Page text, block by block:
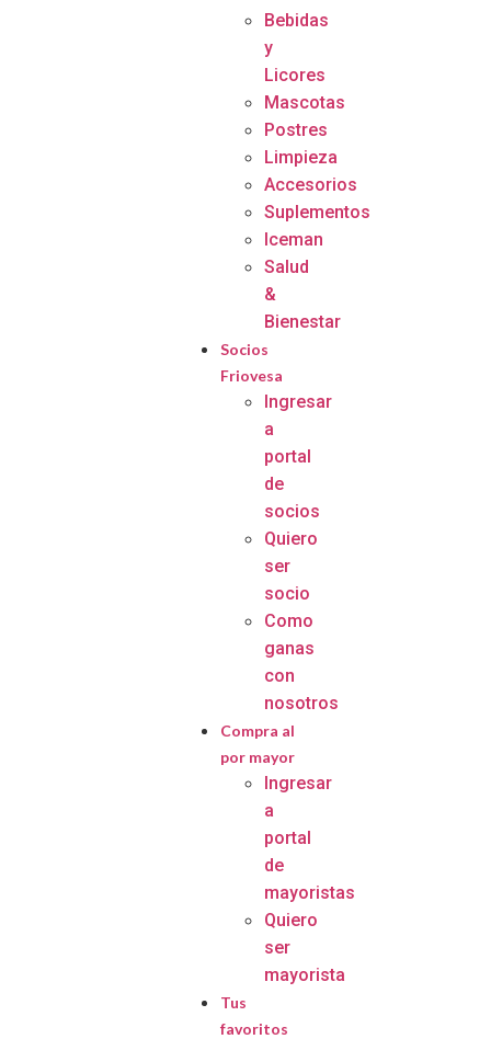
Bebidas
y
Licores
Mascotas
Postres
Limpieza
Accesorios
Suplementos
Iceman
Salud
&
Bienestar
Socios
Friovesa
Ingresar
a
portal
de
socios
Quiero
ser
socio
Como
ganas
con
nosotros
Compra al
por mayor
Ingresar
a
portal
de
mayoristas
Quiero
ser
mayorista
Tus
favoritos